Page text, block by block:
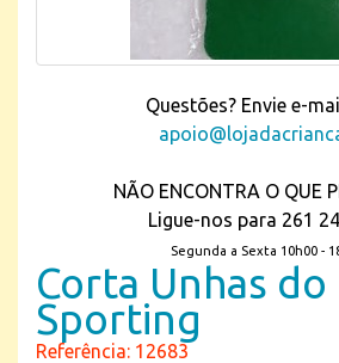
Questões? Envie e-
NÃO ENCONTRA O QUE
Ligue-nos para 261
Segunda a Sexta 10h00 -
Corta Unhas do
Sporting
Referência: 12683